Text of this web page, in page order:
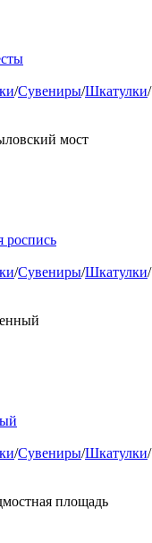
/Сувениры/Шкатулки/
мост
роспись
/Сувениры/Шкатулки/
/Сувениры/Шкатулки/
площадь